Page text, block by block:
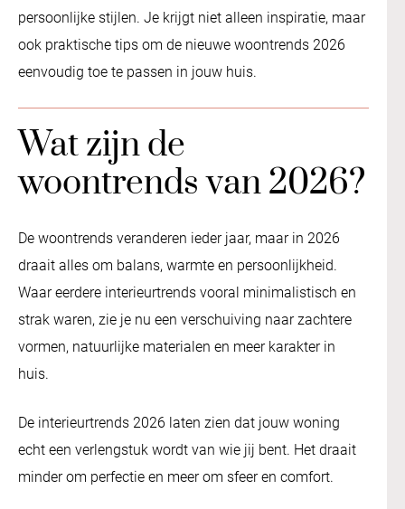
persoonlijke stijlen. Je krijgt niet alleen inspiratie, maar
ook praktische tips om de nieuwe woontrends 2026
eenvoudig toe te passen in jouw huis.
Wat zijn de
woontrends van 2026?
De woontrends veranderen ieder jaar, maar in 2026
draait alles om balans, warmte en persoonlijkheid.
Waar eerdere interieurtrends vooral minimalistisch en
strak waren, zie je nu een verschuiving naar zachtere
vormen, natuurlijke materialen en meer karakter in
huis.
De interieurtrends 2026 laten zien dat jouw woning
echt een verlengstuk wordt van wie jij bent. Het draait
minder om perfectie en meer om sfeer en comfort.